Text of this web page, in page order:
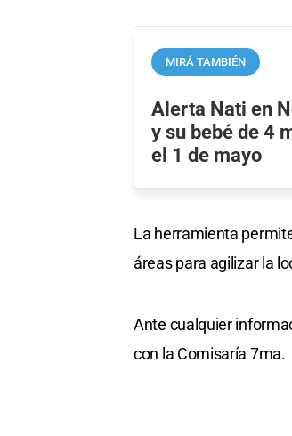
MIRÁ TAMBIÉN
Alerta Nati en
y su bebé de 4
el 1 de mayo
La herramienta
áreas para agilizar la
Ante cualquier
con la Comisaría 7ma.